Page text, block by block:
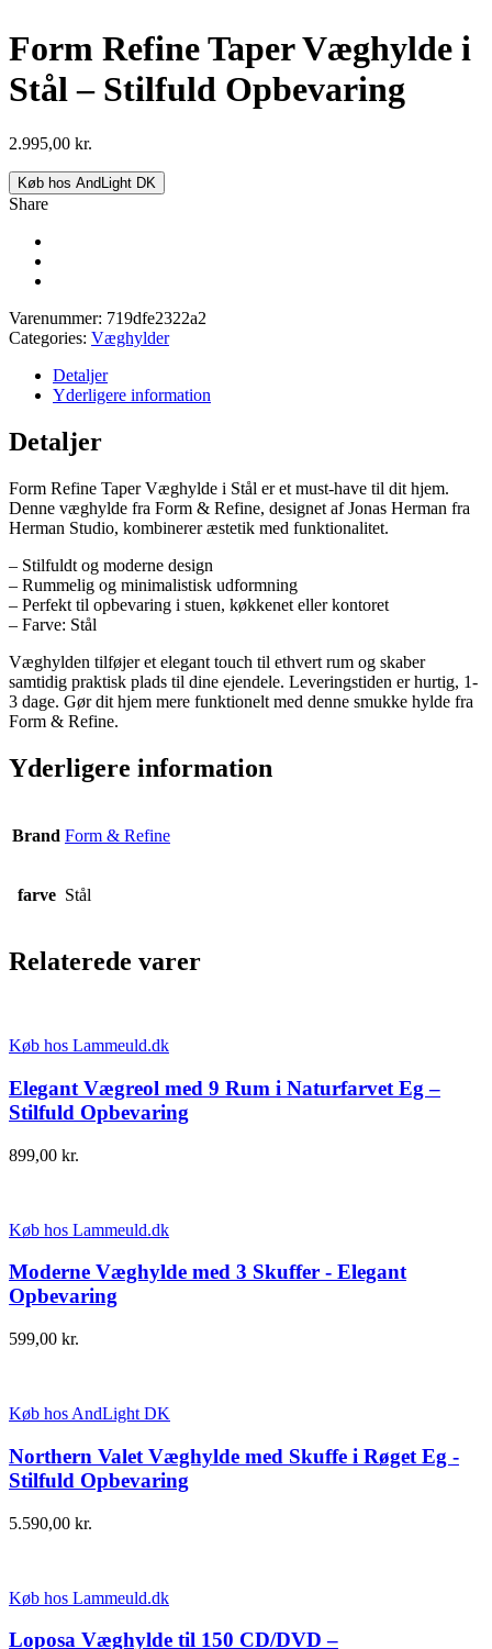
Form Refine Taper Væghylde i
Stål – Stilfuld Opbevaring
2.995,00 kr.
Køb hos AndLight DK
Share
Varenummer: 719dfe2322a2
Categories: Væghylder
Detaljer
Yderligere information
Detaljer
Form Refine Taper Væghylde i Stål er et must-have til dit hjem.
Denne væghylde fra Form & Refine, designet af Jonas Herman fra
Herman Studio, kombinerer æstetik med funktionalitet.
– Stilfuldt og moderne design
– Rummelig og minimalistisk udformning
– Perfekt til opbevaring i stuen, køkkenet eller kontoret
– Farve: Stål
Væghylden tilføjer et elegant touch til ethvert rum og skaber
samtidig praktisk plads til dine ejendele. Leveringstiden er hurtig, 1-
3 dage. Gør dit hjem mere funktionelt med denne smukke hylde fra
Form & Refine.
Yderligere information
Brand Form & Refine
farve Stål
Relaterede varer
Køb hos Lammeuld.dk
Elegant Vægreol med 9 Rum i Naturfarvet Eg –
Stilfuld Opbevaring
899,00 kr.
Køb hos Lammeuld.dk
Moderne Væghylde med 3 Skuffer - Elegant
Opbevaring
599,00 kr.
Køb hos AndLight DK
Northern Valet Væghylde med Skuffe i Røget Eg -
Stilfuld Opbevaring
5.590,00 kr.
Køb hos Lammeuld.dk
Loposa Væghylde til 150 CD/DVD –